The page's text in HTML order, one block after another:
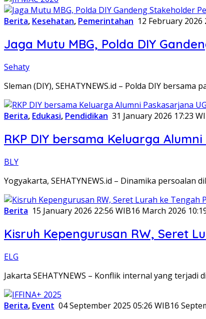
Berita, Kesehatan, Pemerintahan 12 February 2026
Jaga Mutu MBG, Polda DIY
Sehaty
Sleman (DIY), SEHATYNEWS.id – Polda DIY
Berita, Edukasi, Pendidikan 31 January 2026 17:23
RKP DIY bersama Keluarga
BLY
Yogyakarta, SEHATYNEWS.id – Dinamika
Berita 15 January 2026 22:56 WIB16 March 2026
Kisruh Kepengurusan RW, Seret
ELG
Jakarta SEHATYNEWS – Konflik internal yang
Berita, Event 04 September 2025 05:26 WIB16